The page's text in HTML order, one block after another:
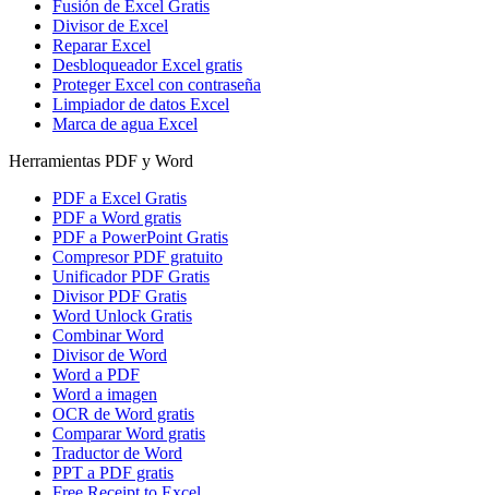
Fusión de Excel Gratis
Divisor de Excel
Reparar Excel
Desbloqueador Excel gratis
Proteger Excel con contraseña
Limpiador de datos Excel
Marca de agua Excel
Herramientas PDF y Word
PDF a Excel Gratis
PDF a Word gratis
PDF a PowerPoint Gratis
Compresor PDF gratuito
Unificador PDF Gratis
Divisor PDF Gratis
Word Unlock Gratis
Combinar Word
Divisor de Word
Word a PDF
Word a imagen
OCR de Word gratis
Comparar Word gratis
Traductor de Word
PPT a PDF gratis